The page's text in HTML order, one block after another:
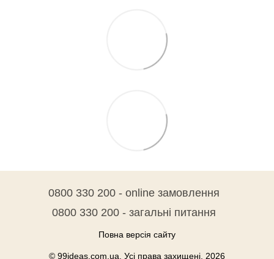
0800 330 200 - online замовлення
0800 330 200 - загальні питання
Повна версія сайту
© 99ideas.com.ua. Усі права захищені. 2026